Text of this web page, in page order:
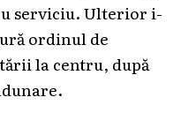
serviciu. Ulterior i-
ordinul de
la centru, după